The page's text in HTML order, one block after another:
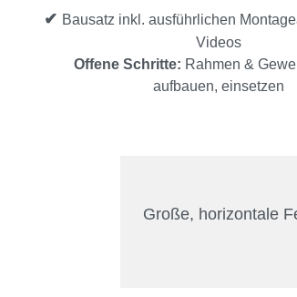
✔ Bausatz inkl. ausführlichen
Videos
Offene Schritte: Rahmen &
aufbauen, einsetzen
Große, horizontale